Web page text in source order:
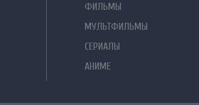
ФИЛЬМЫ
МУЛЬТФИЛЬМЫ
СЕРИАЛЫ
АНИМЕ